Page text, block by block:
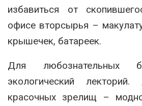
избавиться от
офисе вторсырья –
крышечек, батареек.
Для любознательных
экологический
красочных зрелищ –